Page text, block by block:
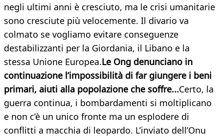
negli ultimi anni è cresciuto, ma le crisi umanitarie
sono cresciute più velocemente. Il divario va
colmato se vogliamo evitare conseguenze
destabilizzanti per la Giordania, il Libano e la
stessa Unione Europea.Le Ong denunciano in
continuazione l’impossibilità di far giungere i beni
primari, aiuti alla popolazione che soffre...Certo, la
guerra continua, i bombardamenti si moltiplicano
e non c’è un unico fronte ma un esplodere di
conflitti a macchia di leopardo. L’inviato dell’Onu